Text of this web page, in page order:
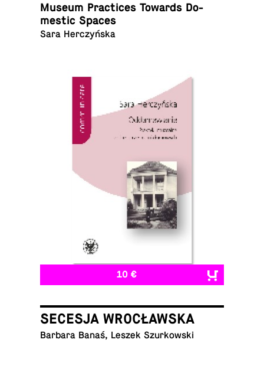
Museum Prac­tices Towards Do­
mes­tic Spaces
Sara Herczyńska
10 €
SECESJA WROCŁAWSKA
Barbara Banaś, Leszek Szurkowski